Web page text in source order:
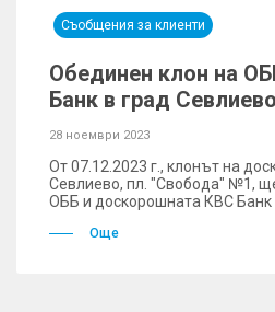
Съобщения за клиенти
Обединен клон на
Банк в град Севлиево
28 ноември 2023
От 07.12.2023 г., клонът на
Севлиево, пл. "Свобода" №1,
ОББ и доскорошната КВС Банк
Още